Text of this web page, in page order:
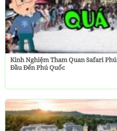
Kinh Nghiệm Tham Quan Safari
Đầu Đến Phú Quốc